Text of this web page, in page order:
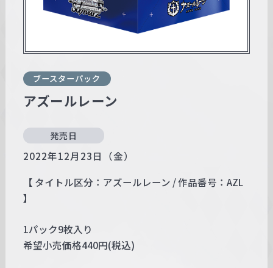
ブースターパック
アズールレーン
発売日
2022年12月23日（金）
【 タイトル区分：アズールレーン / 作品番号：AZL
】
1パック9枚入り
希望小売価格440円(税込)